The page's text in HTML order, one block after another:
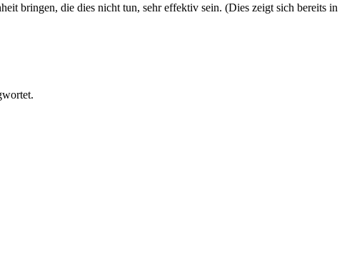
bringen, die dies nicht tun, sehr effektiv sein. (Dies zeigt sich bereits in